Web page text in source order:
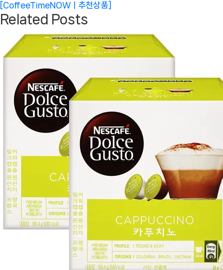
[CoffeeTimeNOWㅣ추천상품]
Related Posts